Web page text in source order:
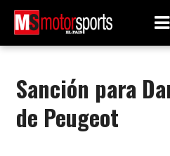
Sanción para
de Peugeot